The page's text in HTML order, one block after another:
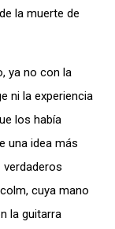
la muerte de
ya no con la
ni la experiencia
los había
una idea más
cuya mano
la guitarra